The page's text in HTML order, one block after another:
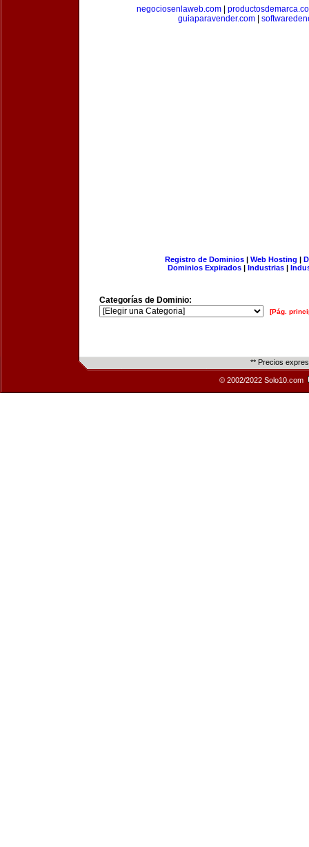
negociosenlaweb.com
guiaparavender.com|
Registro de Dominios| Web Hosting |
Dominios Expirados | Industrias |
Categorías de Dominio:
[Pág.
** Precios
© 2002/2022 Solo10.com